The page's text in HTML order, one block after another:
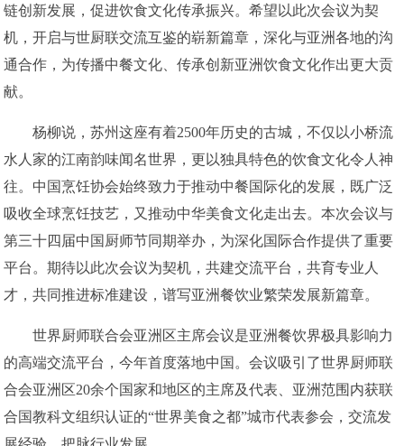
链创新发展，促进饮食文化传承振兴。希望以此次会议为契
机，开启与世厨联交流互鉴的崭新篇章，深化与亚洲各地的沟
通合作，为传播中餐文化、传承创新亚洲饮食文化作出更大贡
献。
杨柳说，苏州这座有着2500年历史的古城，不仅以小桥流
水人家的江南韵味闻名世界，更以独具特色的饮食文化令人神
往。中国烹饪协会始终致力于推动中餐国际化的发展，既广泛
吸收全球烹饪技艺，又推动中华美食文化走出去。本次会议与
第三十四届中国厨师节同期举办，为深化国际合作提供了重要
平台。期待以此次会议为契机，共建交流平台，共育专业人
才，共同推进标准建设，谱写亚洲餐饮业繁荣发展新篇章。
世界厨师联合会亚洲区主席会议是亚洲餐饮界极具影响力
的高端交流平台，今年首度落地中国。会议吸引了世界厨师联
合会亚洲区20余个国家和地区的主席及代表、亚洲范围内获联
合国教科文组织认证的“世界美食之都”城市代表参会，交流发